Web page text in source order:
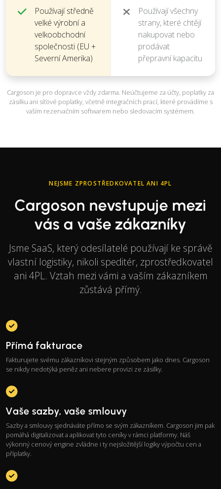
Používají středně
velké výrobní a
velkoobchodní
společnosti (EU +
Severní Amerika)
Používají všechny
strany, které chtějí
nakupovat nebo
prodávat
přepravní kapacitu
Cargoson je pro dopravce vždy zdarma. Neúčtujeme za účty, poplatky za
zásilku ani síťové poplatky, včetně integračních prací, které provádíme s
vaším rezervačním softwarem nebo sledovacím systémem.
NEJSME ZPROSTŘEDKOVATEL ANI 4PL
Cargoson nevstupuje mezi
vás a vaše zákazníky
Jsme SaaS, který odesílatelé používají ke správě
vlastní logistiky, nikoli speditér, zprostředkovatel
ani 4PL. Vztah mezi vámi a vaším zákazníkem
zůstává přímý.
Přímá fakturace
Fakturujete svému zákazníkovi stejným způsobem jako dnes. Cargoson
se nikdy nedotýká peněz ani nebere provizi ze zásilky.
Vaše sazby, vaše smlouvy
Sazby a smlouvy sjednáváte přímo se svým zákazníkem. Cargoson jim pak
pomáhá digitalizovat a aplikovat tyto ceníky v rámci platformy. Náš
výkonný cenový engine zvládne i ty nejsložitější logiky výpočtu cen a
příplatky.